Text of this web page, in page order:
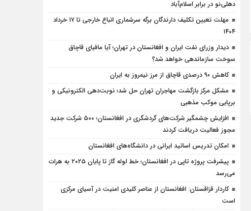
دهلی‌نو در برابر اسلام‌آباد
مهلت تعیین تکلیف دارندگان برگه سرشماری اتباع خارجی تا ۱۷ خرداد
۱۴۰۴
دیدار وزرای نفت ایران و افغانستان در تهران؛ آیا مافیای قاچاق
سوخت سازماندهی خواهد شد؟
کاهش ۹۰ درصدی قاچاق از مرز نیمروز به ایران
مشکل مرکز بازگشت مهاجران تهران حل شد؛ نوبت‌دهی الکترونیکی و
برپایی موکب مذهبی
افزایش چشمگیر شرکت‌های گردشگری در افغانستان؛ ۵۰۰ شرکت جدید
مجوز فعالیت دریافت کردند
امکان تدریس اساتید ایرانی در دانشگاه‌های افغانستان
پیشرفت پروژه تاپی در افغانستان؛ خط لوله گاز تا پایان ۲۰۲۵ به هرات
می‌رسد
کاردار قزاقستان: افغانستان از عناصر کلیدی امنیت در آسیای مرکزی
است